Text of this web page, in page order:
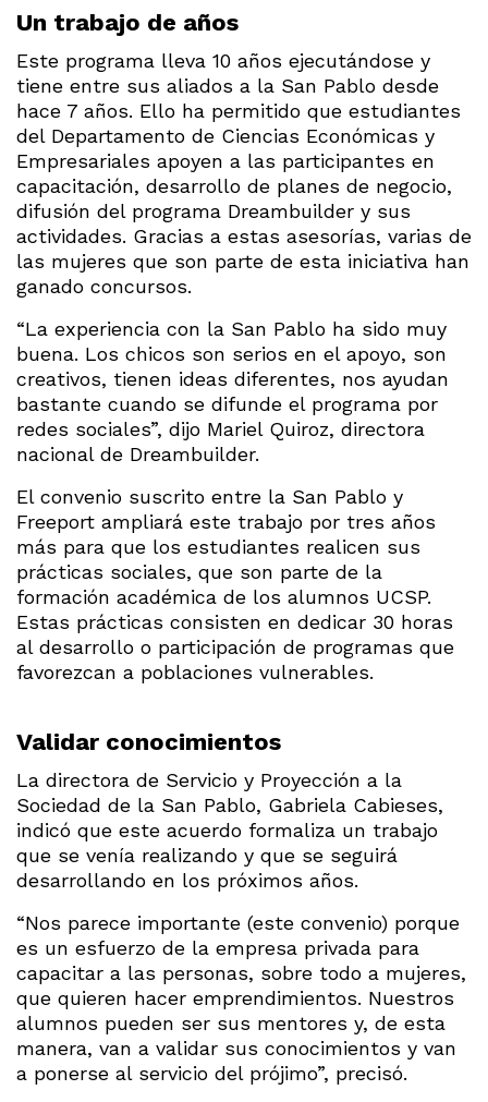
Un trabajo de años
Este programa lleva 10 años ejecutándose y
tiene entre sus aliados a la San Pablo desde
hace 7 años. Ello ha permitido que estudiantes
del Departamento de Ciencias Económicas y
Empresariales apoyen a las participantes en
capacitación, desarrollo de planes de negocio,
difusión del programa Dreambuilder y sus
actividades. Gracias a estas asesorías, varias de
las mujeres que son parte de esta iniciativa han
ganado concursos.
“La experiencia con la San Pablo ha sido muy
buena. Los chicos son serios en el apoyo, son
creativos, tienen ideas diferentes, nos ayudan
bastante cuando se difunde el programa por
redes sociales”, dijo Mariel Quiroz, directora
nacional de Dreambuilder.
El convenio suscrito entre la San Pablo y
Freeport ampliará este trabajo por tres años
más para que los estudiantes realicen sus
prácticas sociales, que son parte de la
formación académica de los alumnos UCSP.
Estas prácticas consisten en dedicar 30 horas
al desarrollo o participación de programas que
favorezcan a poblaciones vulnerables.
Validar conocimientos
La directora de Servicio y Proyección a la
Sociedad de la San Pablo, Gabriela Cabieses,
indicó que este acuerdo formaliza un trabajo
que se venía realizando y que se seguirá
desarrollando en los próximos años.
“Nos parece importante (este convenio) porque
es un esfuerzo de la empresa privada para
capacitar a las personas, sobre todo a mujeres,
que quieren hacer emprendimientos. Nuestros
alumnos pueden ser sus mentores y, de esta
manera, van a validar sus conocimientos y van
a ponerse al servicio del prójimo”, precisó.